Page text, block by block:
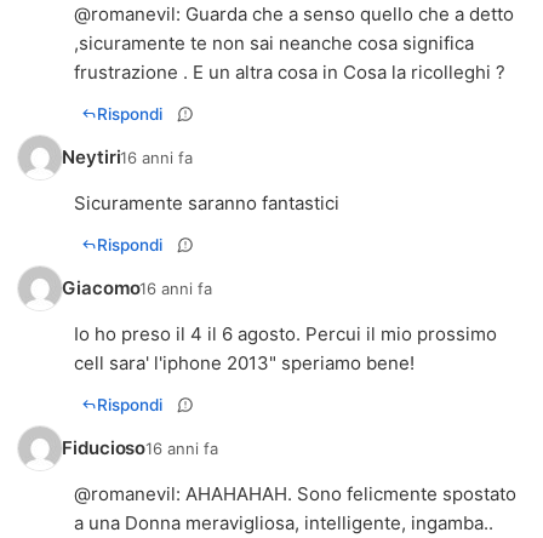
@romanevil: Guarda che a senso quello che a detto
,sicuramente te non sai neanche cosa significa
frustrazione . E un altra cosa in Cosa la ricolleghi ?
Rispondi
Neytiri16 anni fa
Sicuramente saranno fantastici
Rispondi
Giacomo16 anni fa
Io ho preso il 4 il 6 agosto. Percui il mio prossimo
cell sara' l'iphone 2013" speriamo bene!
Rispondi
Fiducioso16 anni fa
@romanevil: AHAHAHAH. Sono felicmente spostato
a una Donna meravigliosa, intelligente, ingamba..